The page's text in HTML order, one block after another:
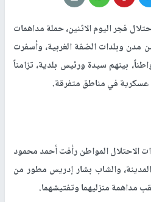
فجر اليوم الاثنين، حملة مداهمات
مدن وبلدات الضفة الغربية، وأسفرت
ما لا يقل عن 14 مواطناً، بينهم سيدة ورئيس بلدية، تزامناً
في مناطق متفرقة.
الاحتلال المواطن رأفت أحمد محمود
والشاب بشار إدريس مطور من
مداهمة منزليهما وتفتيشهما.